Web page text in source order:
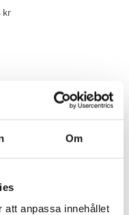
Om
att anpassa innehållet
kr